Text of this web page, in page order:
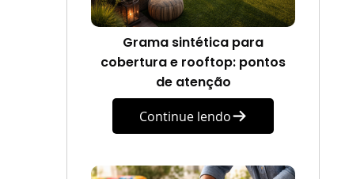
Grama sintética para
cobertura e rooftop: pontos
de atenção
Continue lendo